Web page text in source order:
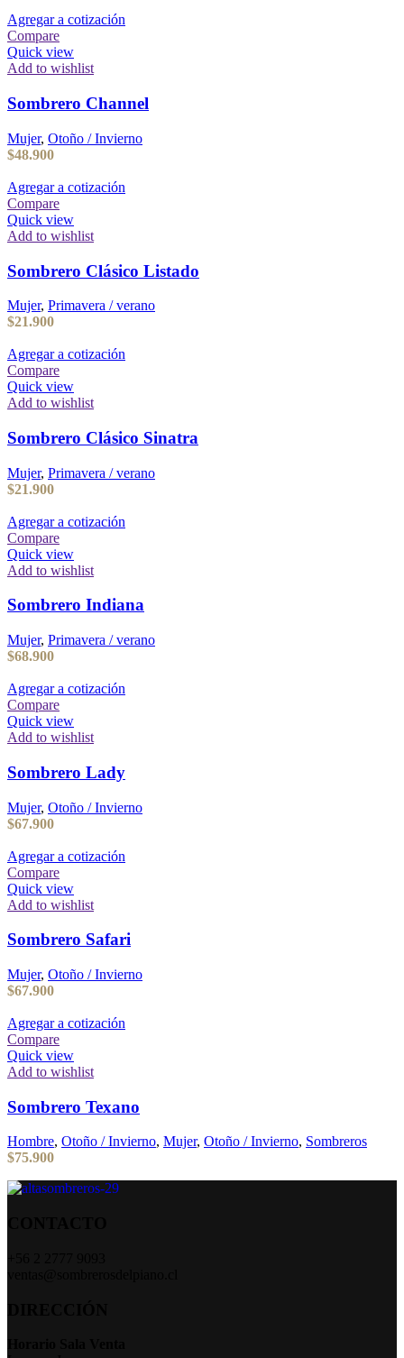
Agregar a cotización
Compare
Quick view
Add to wishlist
Sombrero Channel
Mujer, Otoño / Invierno
$48.900
Agregar a cotización
Compare
Quick view
Add to wishlist
Sombrero Clásico Listado
Mujer, Primavera / verano
$21.900
Agregar a cotización
Compare
Quick view
Add to wishlist
Sombrero Clásico Sinatra
Mujer, Primavera / verano
$21.900
Agregar a cotización
Compare
Quick view
Add to wishlist
Sombrero Indiana
Mujer, Primavera / verano
$68.900
Agregar a cotización
Compare
Quick view
Add to wishlist
Sombrero Lady
Mujer, Otoño / Invierno
$67.900
Agregar a cotización
Compare
Quick view
Add to wishlist
Sombrero Safari
Mujer, Otoño / Invierno
$67.900
Agregar a cotización
Compare
Quick view
Add to wishlist
Sombrero Texano
Hombre, Otoño / Invierno, Mujer, Otoño / Invierno, Sombreros
$75.900